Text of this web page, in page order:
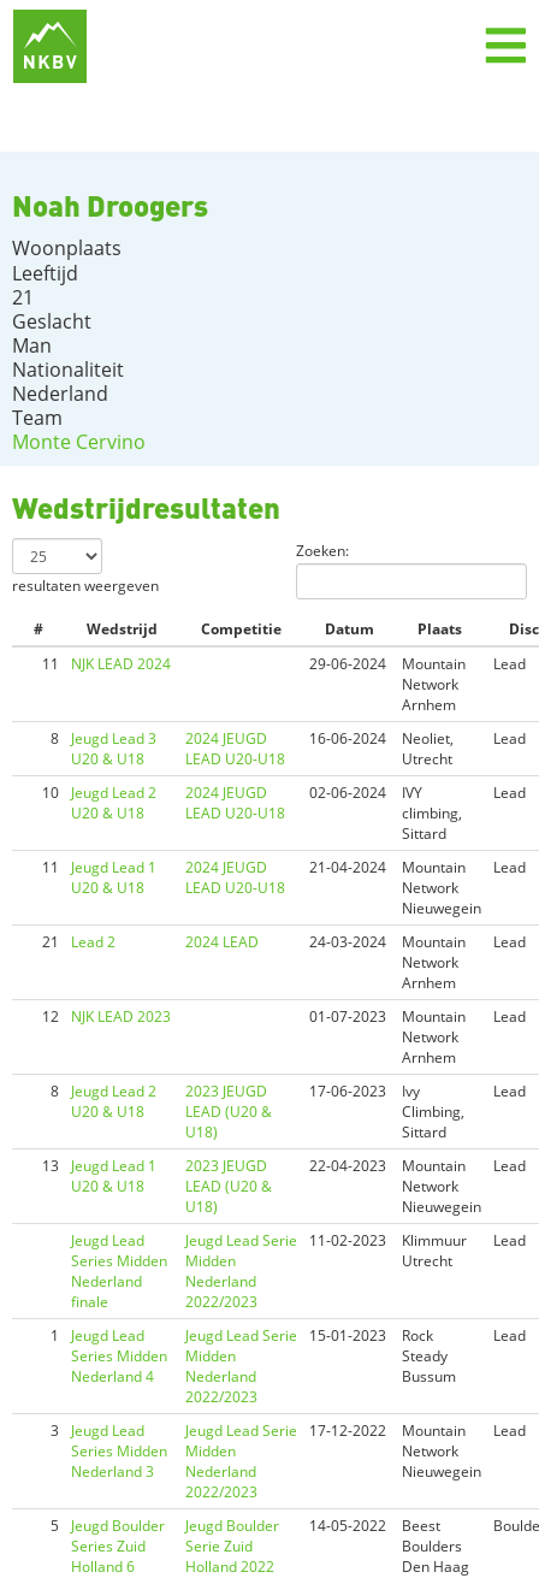
Noah Droogers
Woonplaats
Leeftijd
21
Geslacht
Man
Nationaliteit
Nederland
Team
Monte Cervino
Wedstrijdresultaten
resultaten weergeven
Zoeken:
# Wedstrijd Competitie Datum Plaats
11
NJK LEAD 2024 29-06-2024
Mountain
Network
Arnhem
Lead
8
Jeugd Lead 3
U20 & U18
2024 JEUGD
LEAD U20-U18
16-06-2024
Neoliet,
Utrecht
Lead
10
Jeugd Lead 2
U20 & U18
2024 JEUGD
LEAD U20-U18
02-06-2024
IVY
climbing,
Sittard
Lead
11
Jeugd Lead 1
U20 & U18
2024 JEUGD
LEAD U20-U18
21-04-2024
Mountain
Network
Nieuwegein
Lead
21 Lead 2 2024 LEAD 24-03-2024
Mountain
Network
Arnhem
Lead
12 NJK LEAD 2023 01-07-2023
Mountain
Network
Arnhem
Lead
8
Jeugd Lead 2
U20 & U18
2023 JEUGD
LEAD (U20 &
U18)
17-06-2023
Ivy
Climbing,
Sittard
Lead
13
Jeugd Lead 1
U20 & U18
2023 JEUGD
LEAD (U20 &
U18)
22-04-2023
Mountain
Network
Nieuwegein
Lead
Jeugd Lead
Series Midden
Nederland
finale
Jeugd Lead Serie
Midden
Nederland
2022/2023
11-02-2023
Klimmuur
Utrecht
Lead
1
Jeugd Lead
Series Midden
Nederland 4
Jeugd Lead Serie
Midden
Nederland
2022/2023
15-01-2023
Rock
Steady
Bussum
Lead
3
Jeugd Lead
Series Midden
Nederland 3
Jeugd Lead Serie
Midden
Nederland
2022/2023
17-12-2022
Mountain
Network
Nieuwegein
Lead
5
Jeugd Boulder
Series Zuid
Holland 6
Jeugd Boulder
Serie Zuid
Holland 2022
14-05-2022
Beest
Boulders
Den Haag